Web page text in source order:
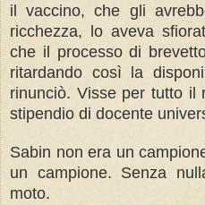
il vaccino, che gli
ricchezza, lo aveva
che il processo di
ritardando così la
rinunciò. Visse per tutto
stipendio di docente
Sabin non era un
un campione. Senza
moto.